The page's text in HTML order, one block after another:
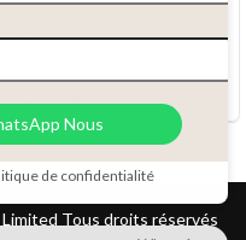
?
jours sur 7
Tous droits réservés
Nous
de confidentialité